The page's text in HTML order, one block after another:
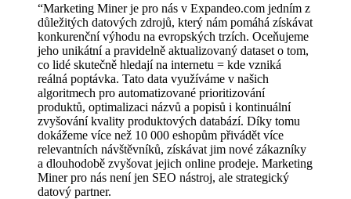
“Marketing Miner je pro nás v Expandeo.com jedním z
důležitých datových zdrojů, který nám pomáhá získávat
konkurenční výhodu na evropských trzích. Oceňujeme
jeho unikátní a pravidelně aktualizovaný dataset o tom,
co lidé skutečně hledají na internetu = kde vzniká
reálná poptávka. Tato data využíváme v našich
algoritmech pro automatizované prioritizování
produktů, optimalizaci názvů a popisů i kontinuální
zvyšování kvality produktových databází. Díky tomu
dokážeme více než 10 000 eshopům přivádět více
relevantních návštěvníků, získávat jim nové zákazníky
a dlouhodobě zvyšovat jejich online prodeje. Marketing
Miner pro nás není jen SEO nástroj, ale strategický
datový partner.